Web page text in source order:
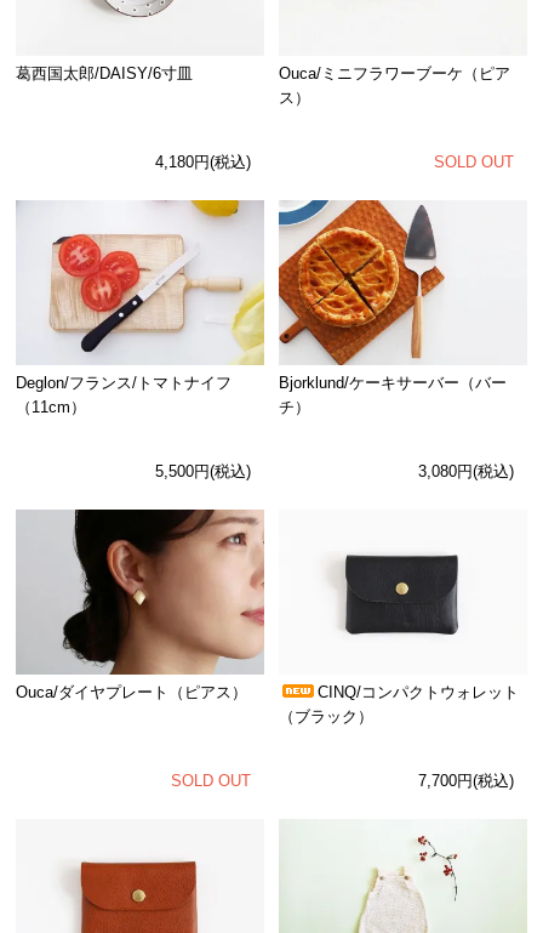
葛西国太郎/DAISY/6寸皿
4,180円(税込)
Ouca/ミニフラワーブーケ（ピア
ス）
SOLD OUT
Deglon/フランス/トマトナイフ
（11cm）
5,500円(税込)
Bjorklund/ケーキサーバー（バー
チ）
3,080円(税込)
Ouca/ダイヤプレート（ピアス）
SOLD OUT
CINQ/コンパクトウォレット
（ブラック）
7,700円(税込)